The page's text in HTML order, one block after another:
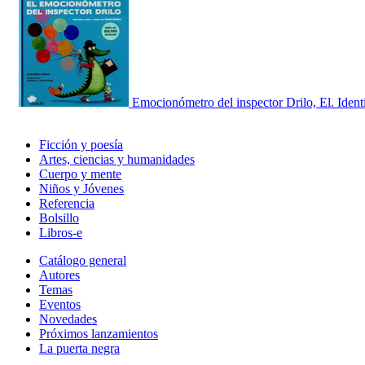
Emocionómetro del inspector Drilo, El.
Ficción y poesía
Artes, ciencias y humanidades
Cuerpo y mente
Niños y Jóvenes
Referencia
Bolsillo
Libros-e
Catálogo general
Autores
Temas
Eventos
Novedades
Próximos lanzamientos
La puerta negra